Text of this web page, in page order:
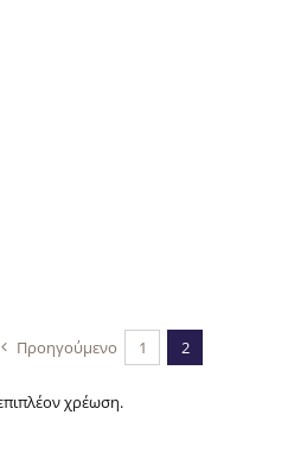
Προηγούμενο 1 2
χρέωση.